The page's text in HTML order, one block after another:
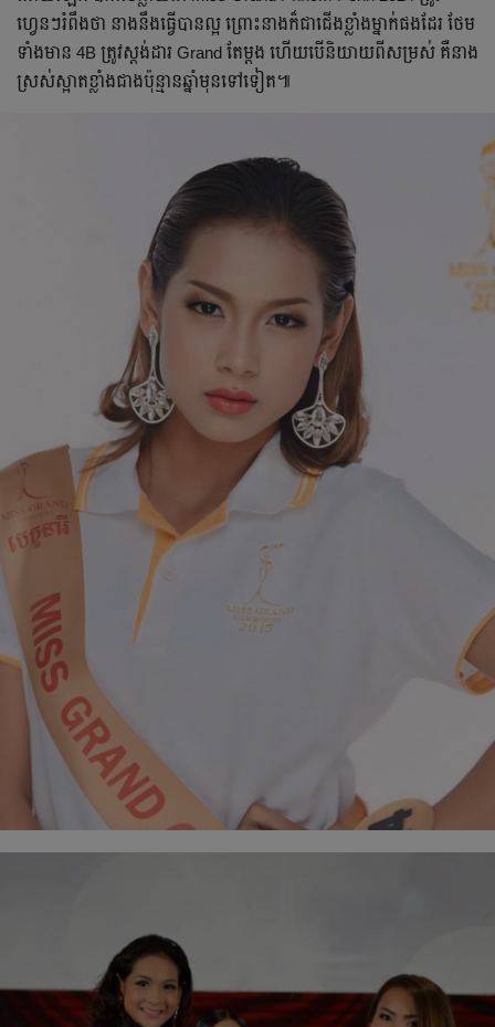
ហ្វេនៗរំពឹងថា នាងនឹងធ្វើបានល្អ ព្រោះនាងក៏ជាជើងខ្លាំងម្នាក់ផងដែរ ថែម
ទាំងមាន 4B ត្រូវស្តង់ដារ Grand តែម្តង ហើយបើនិយាយពីសម្រស់ គឺនាង
ស្រស់ស្អាតខ្លាំងជាងប៉ុន្មានឆ្នាំមុនទៅទៀត៕